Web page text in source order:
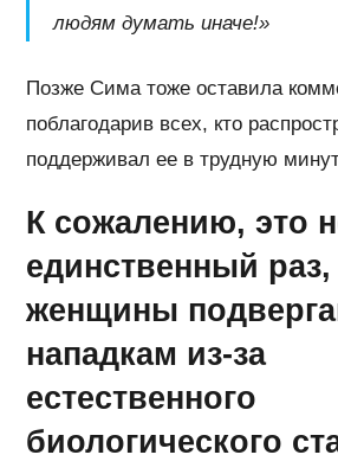
людям думать иначе!»
Позже Сима тоже оставила
поблагодарив всех, кто
поддерживал ее в трудную
К сожалению, это
единственный раз,
женщины
нападкам из-за
естественного
биологического